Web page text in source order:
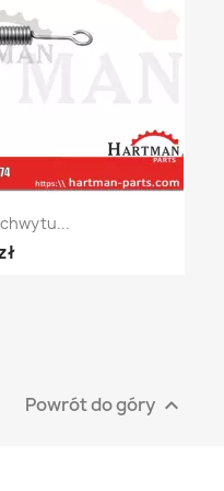
Powrót do góry 